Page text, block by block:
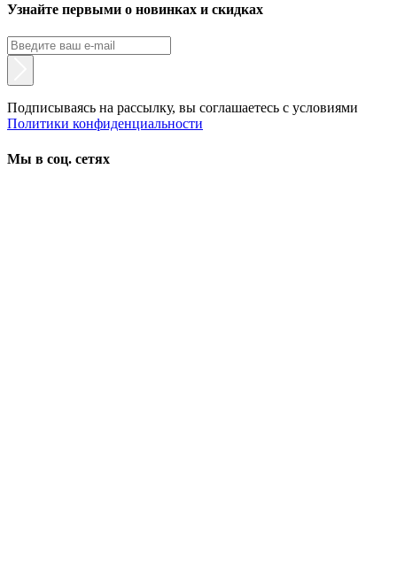
Узнайте первыми о новинках и скидках
Подписываясь на рассылку, вы соглашаетесь с условиями
Политики конфиденциальности
Мы в соц. сетях